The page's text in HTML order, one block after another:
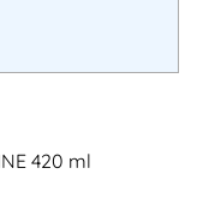
420 ml